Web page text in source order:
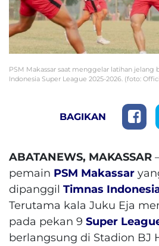
PSM Makassar saat menggelar latihan jelang
Indonesia Super League 2025-2026. (foto:
BAGIKAN
ABATANEWS, MAKASSAR
pemain PSM Makassar
dipanggil Timnas
Terutama kala Juku Eja
pada pekan 9 Super
berlangsung di Stadion BJ